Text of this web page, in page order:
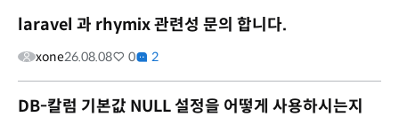
laravel 과 rhymix 관련성 문의 합니다.
xone26.08.08 0 2
DB-칼럼 기본값 NULL 설정을 어떻게 사용하시는지